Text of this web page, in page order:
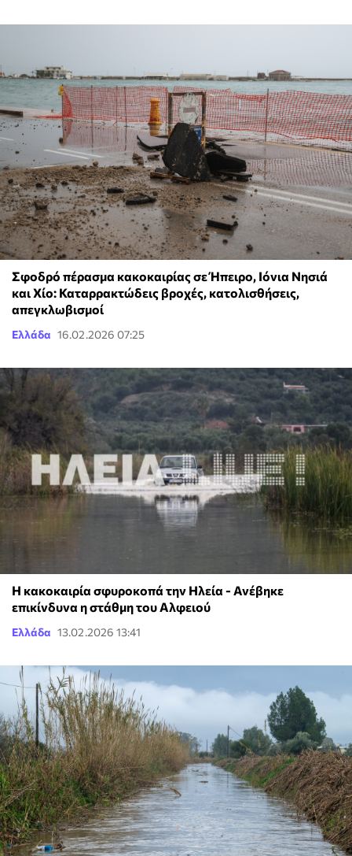
Σφοδρό πέρασμα κακοκαιρίας σε Ήπειρο, Ιόνια Νησιά
και Χίο: Καταρρακτώδεις βροχές, κατολισθήσεις,
απεγκλωβισμοί
Ελλάδα 16.02.2026 07:25
Η κακοκαιρία σφυροκοπά την Ηλεία - Ανέβηκε
επικίνδυνα η στάθμη του Αλφειού
Ελλάδα 13.02.2026 13:41